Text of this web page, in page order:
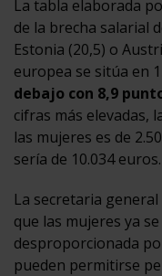
La tabla elaborada
de la brecha salarial
Estonia (20,5) o
europea se sitúa en
debajo con 8,9
cifras más elevadas,
las mujeres es de
sería de 10.034 euros.
La secretaria general
que las mujeres ya
desproporcionada
pueden permitirse